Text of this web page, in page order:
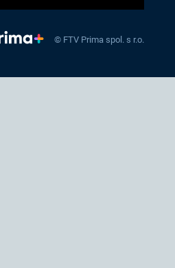
© FTV Prima spol. s r.o.